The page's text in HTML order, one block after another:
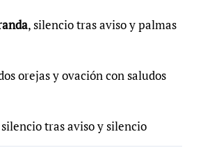
, silencio tras aviso y palmas
orejas y ovación con saludos
tras aviso y silencio